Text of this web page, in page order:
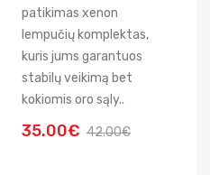
patikimas xenon
lempučių komplektas,
kuris jums garantuos
stabilų veikimą bet
kokiomis oro sąly..
35.00€ 42.00€